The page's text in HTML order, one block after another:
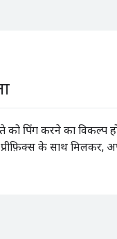
पिंग करने का विकल्प
प्रीफ़िक्स के साथ